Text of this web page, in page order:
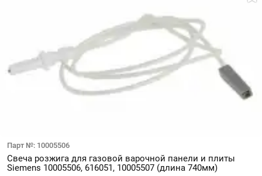
Парт №: 10005506
Свеча розжига для газовой варочной панели и плиты
Siemens 10005506, 616051, 10005507 (длина 740мм)